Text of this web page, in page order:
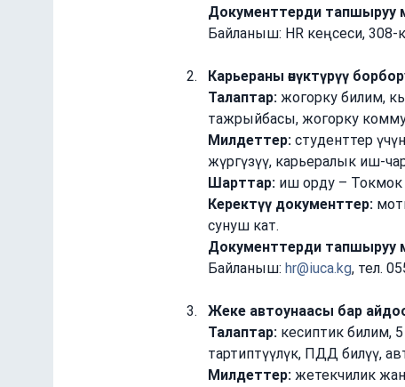
Документтерди тапшыруу
Байланыш: HR кеңсеси, 308-
Карьераны өнүктүрүү
Талаптар: жогорку билим,
тажрыйбасы, жогорку
Милдеттер: студенттер
жүргүзүү, карьералык иш-
Шарттар: иш орду – Токмок
Керектүү документтер:
сунуш кат.
Документтерди тапшыруу
Байланыш: hr@iuca.kg, тел.
Жеке автоунаасы бар
Талаптар: кесиптик билим,
тартиптүүлүк, ПДД билүү,
Милдеттер: жетекчилик